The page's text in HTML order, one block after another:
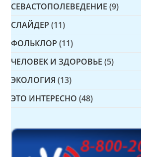
СЕВАСТОПОЛЕВЕДЕНИЕ (9)
СЛАЙДЕР (11)
ФОЛЬКЛОР (11)
ЧЕЛОВЕК И ЗДОРОВЬЕ (5)
ЭКОЛОГИЯ (13)
ЭТО ИНТЕРЕСНО (48)